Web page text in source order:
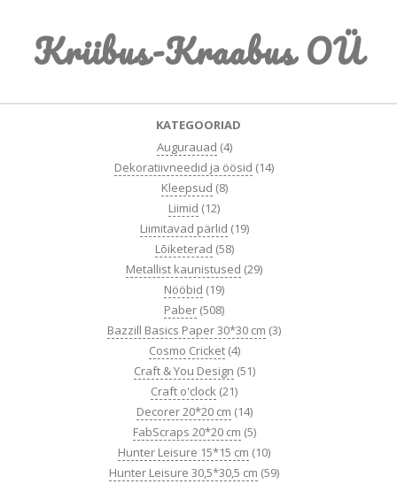
contentKriibus-Kraabus OÜ
KATEGOORIAD
Augurauad (4)
Dekoratiivneedid ja öösid (14)
Kleepsud (8)
Liimid (12)
Liimitavad pärlid (19)
Lõiketerad (58)
Metallist kaunistused (29)
Nööbid (19)
Paber (508)
Bazzill Basics Paper 30*30 cm (3)
Cosmo Cricket (4)
Craft & You Design (51)
Craft o'clock (21)
Decorer 20*20 cm (14)
FabScraps 20*20 cm (5)
Hunter Leisure 15*15 cm (10)
Hunter Leisure 30,5*30,5 cm (59)